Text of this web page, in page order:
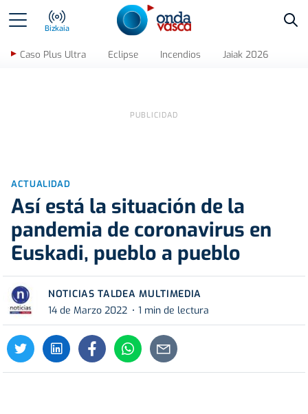
Bizkaia
Caso Plus Ultra Eclipse Incendios Jaiak 2026
ACTUALIDAD
Así está la situación de la
pandemia de coronavirus en
Euskadi, pueblo a pueblo
NOTICIAS TALDEA MULTIMEDIA
14 de Marzo 2022
1 min de lectura